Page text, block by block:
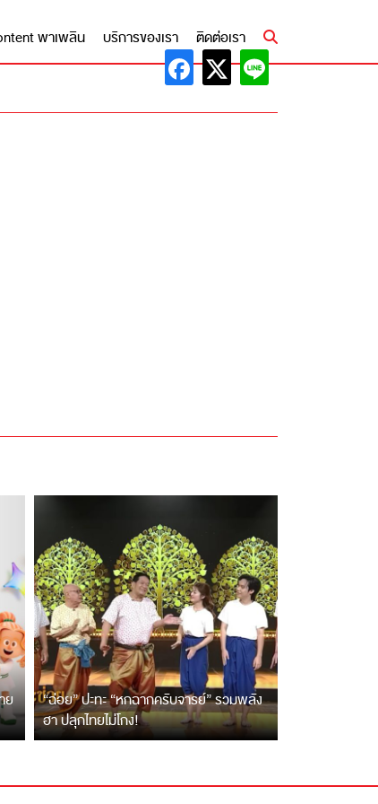
พาเพลิน บริการของเรา ติดต่อเรา
ย
“ฉ่อย” ปะทะ “หกฉากครับจารย์” รวมพลัง
ฮา ปลุกไทยไม่โกง!